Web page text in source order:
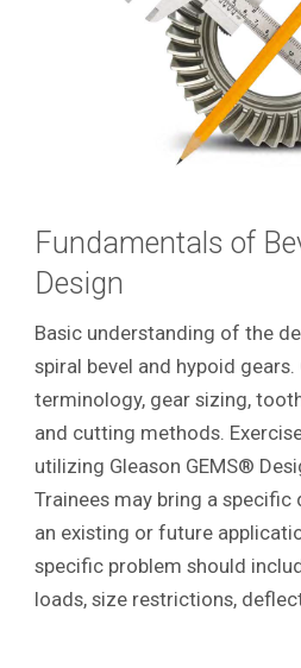
Fundamentals of
Design
Basic understanding of the
spiral bevel and hypoid gears.
terminology, gear sizing,
and cutting methods.
utilizing Gleason GEMS®
Trainees may bring a
an existing or future
specific problem should
loads, size restrictions,